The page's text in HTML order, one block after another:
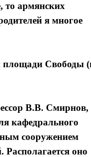
то армянских
я многое
площади Свободы
В.В. Смирнов,
кафедрального
сооружением
оно